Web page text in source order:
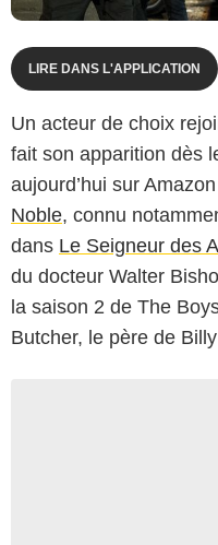
LIRE DANS L'APPLICATION
Un acteur de choix
fait son apparition dès
aujourd’hui sur
Noble, connu
dans Le Seigneur des
du docteur Walter
la saison 2 de The
Butcher, le père de